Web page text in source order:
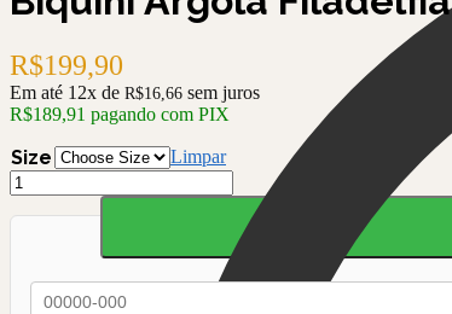
R$199,90
Em até 12x de R$16,66 sem juros
R$189,91 pagando com PIX
Size
Limpar
Biquini
Argola
Filadélfia